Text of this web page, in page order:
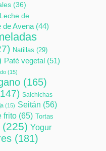
(36)
Leche de
de Avena(44)
Natillas (29)
Paté vegetal (51)
(15)
(165)
Salchichas
(15) Seitán (56)
frito (65) Tortas
(225) Yogur
(181)